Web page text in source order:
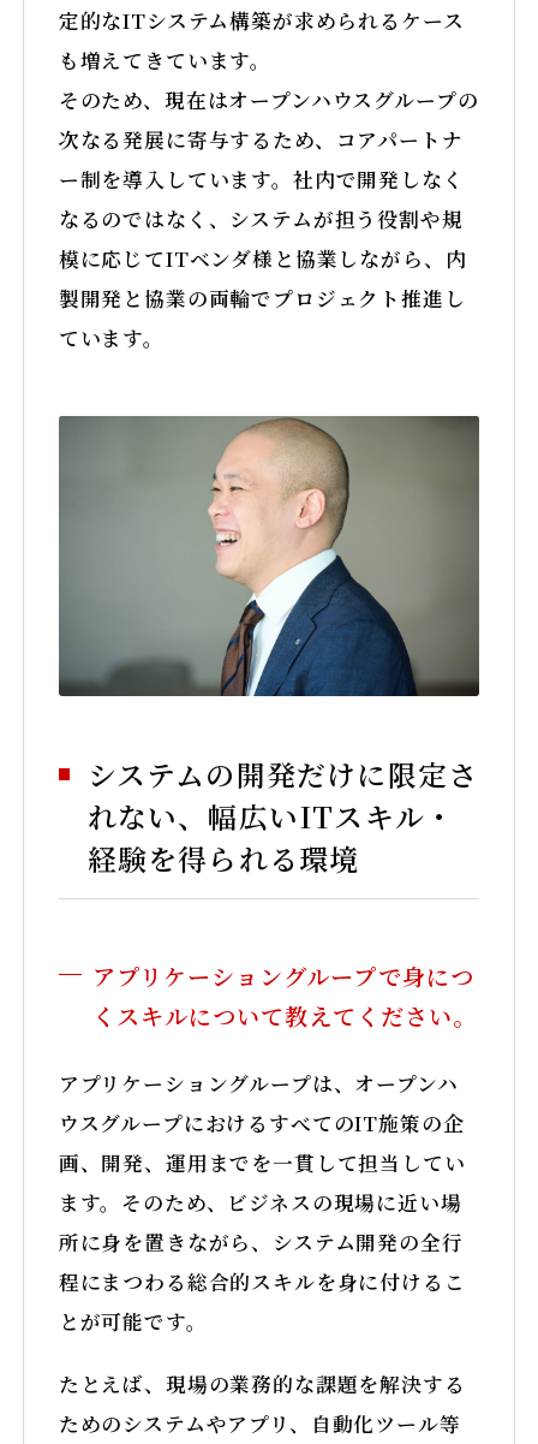
定的なITシステム構築が求められるケース
も増えてきています。
そのため、現在はオープンハウスグループの
次なる発展に寄与するため、コアパートナ
ー制を導入しています。社内で開発しなく
なるのではなく、システムが担う役割や規
模に応じてITベンダ様と協業しながら、内
製開発と協業の両輪でプロジェクト推進し
ています。
システムの開発だけに限定さ
れない、幅広いITスキル・
経験を得られる環境
アプリケーショングループで身につ
くスキルについて教えてください。
アプリケーショングループは、オープンハ
ウスグループにおけるすべてのIT施策の企
画、開発、運用までを一貫して担当してい
ます。そのため、ビジネスの現場に近い場
所に身を置きながら、システム開発の全行
程にまつわる総合的スキルを身に付けるこ
とが可能です。
たとえば、現場の業務的な課題を解決する
ためのシステムやアプリ、自動化ツール等